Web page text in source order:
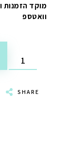
וואטספ
SHARE